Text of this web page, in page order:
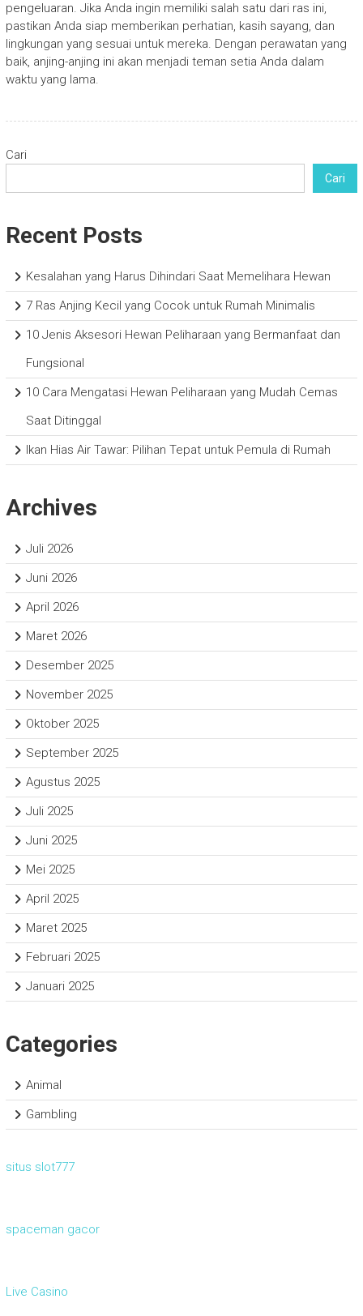
pengeluaran. Jika Anda ingin memiliki salah satu dari ras ini,
pastikan Anda siap memberikan perhatian, kasih sayang, dan
lingkungan yang sesuai untuk mereka. Dengan perawatan yang
baik, anjing-anjing ini akan menjadi teman setia Anda dalam
waktu yang lama.
Cari
Cari
Recent Posts
Kesalahan yang Harus Dihindari Saat Memelihara Hewan
7 Ras Anjing Kecil yang Cocok untuk Rumah Minimalis
10 Jenis Aksesori Hewan Peliharaan yang Bermanfaat dan
Fungsional
10 Cara Mengatasi Hewan Peliharaan yang Mudah Cemas
Saat Ditinggal
Ikan Hias Air Tawar: Pilihan Tepat untuk Pemula di Rumah
Archives
Juli 2026
Juni 2026
April 2026
Maret 2026
Desember 2025
November 2025
Oktober 2025
September 2025
Agustus 2025
Juli 2025
Juni 2025
Mei 2025
April 2025
Maret 2025
Februari 2025
Januari 2025
Categories
Animal
Gambling
situs slot777
spaceman gacor
Live Casino